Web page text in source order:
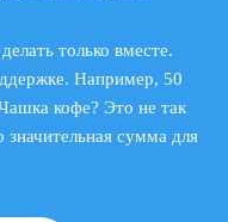
только вместе.
Например, 50
кофе? Это не так
сумма для